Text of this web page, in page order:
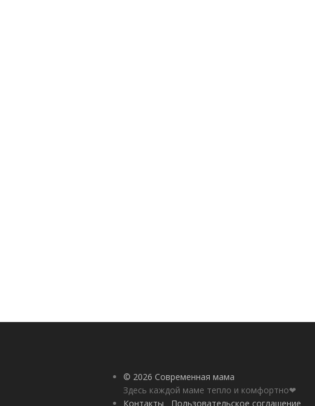
© 2026 Современная мама
Здесь каждой маме тепло и комфортно❤
Контакты
Пользовательское соглашение